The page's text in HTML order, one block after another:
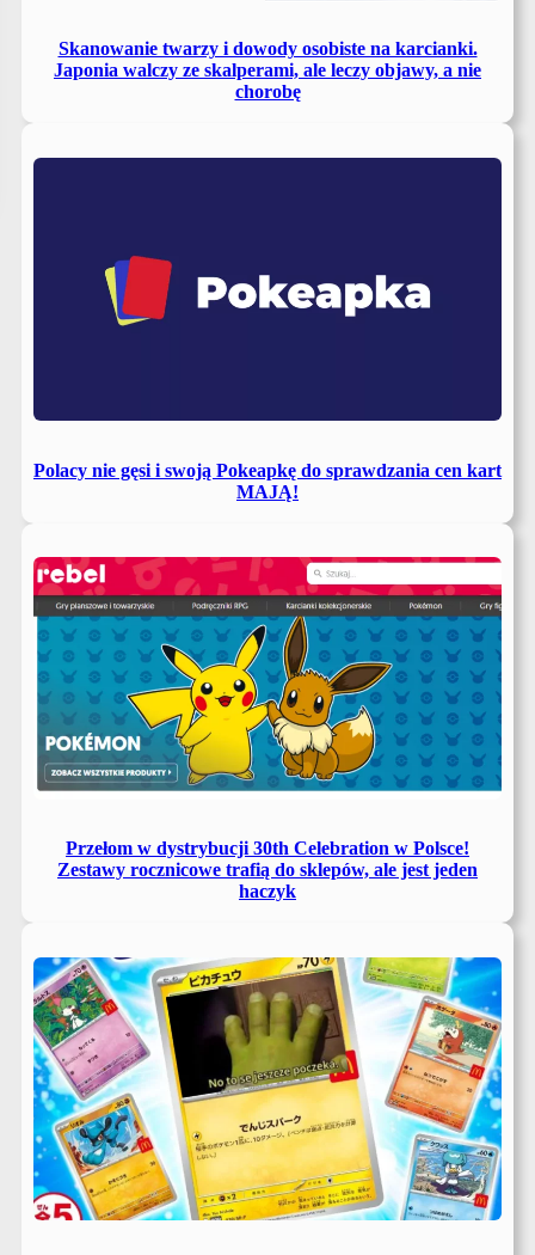
Skanowanie twarzy i dowody osobiste na karcianki.
Japonia walczy ze skalperami, ale leczy objawy, a nie
chorobę
Polacy nie gęsi i swoją Pokeapkę do sprawdzania cen kart
MAJĄ!
Przełom w dystrybucji 30th Celebration w Polsce!
Zestawy rocznicowe trafią do sklepów, ale jest jeden
haczyk